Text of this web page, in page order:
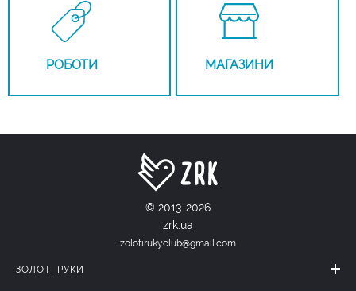
РОБОТИ МАГАЗИНИ
© 2013-2026
zrk.ua
zolotirukyclub@gmail.com
ЗОЛОТІ РУКИ